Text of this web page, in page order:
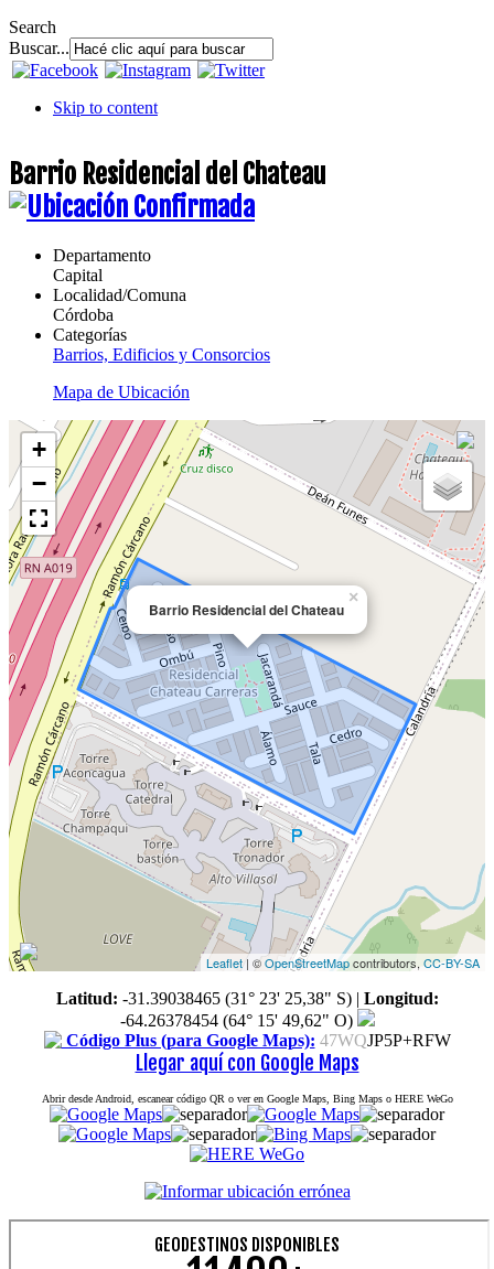
Search
Buscar...
Skip to content
Barrio Residencial del Chateau
Departamento
Capital
Localidad/Comuna
Córdoba
Categorías
Barrios, Edificios y Consorcios
Mapa de Ubicación
Barrio Residencial del Chateau
×
+
−
Leaflet | ©OpenStreetMapcontributors, CC-BY-SA
Latitud: -31.39038465 (31° 23' 25,38" S)| Longitud:
-64.26378454 (64° 15' 49,62" O)
Código Plus (para Google Maps): 47WQJP5P+RFW
Llegar aquí con Google Maps
Abrir desde Android, escanear código QR o ver en Google Maps, Bing Maps o HERE WeGo
GEODESTINOS DISPONIBLES